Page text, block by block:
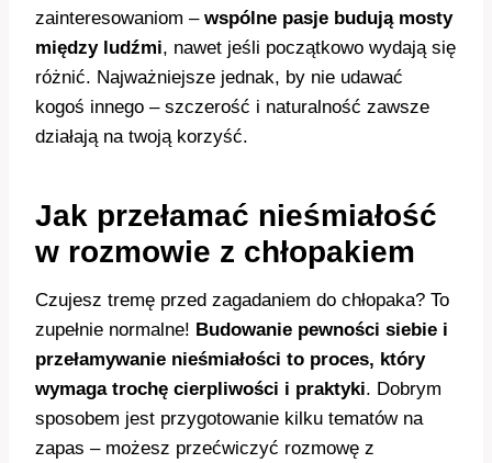
zainteresowaniom – wspólne pasje budują mosty
między ludźmi, nawet jeśli początkowo wydają się
różnić. Najważniejsze jednak, by nie udawać
kogoś innego – szczerość i naturalność zawsze
działają na twoją korzyść.
Jak przełamać nieśmiałość
w rozmowie z chłopakiem
Czujesz tremę przed zagadaniem do chłopaka? To
zupełnie normalne! Budowanie pewności siebie i
przełamywanie nieśmiałości to proces, który
wymaga trochę cierpliwości i praktyki. Dobrym
sposobem jest przygotowanie kilku tematów na
zapas – możesz przećwiczyć rozmowę z